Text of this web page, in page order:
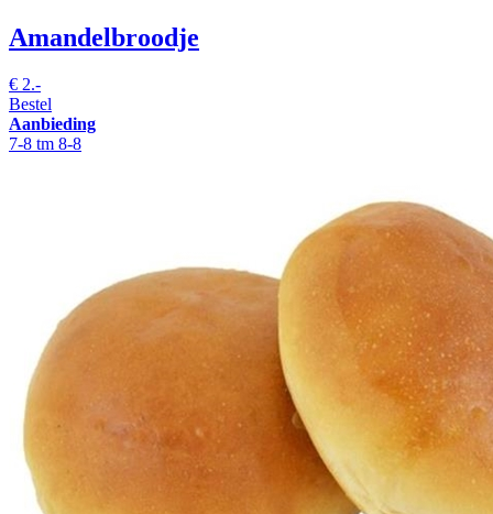
Amandelbroodje
€ 2.-
Bestel
Aanbieding
7-8 tm 8-8